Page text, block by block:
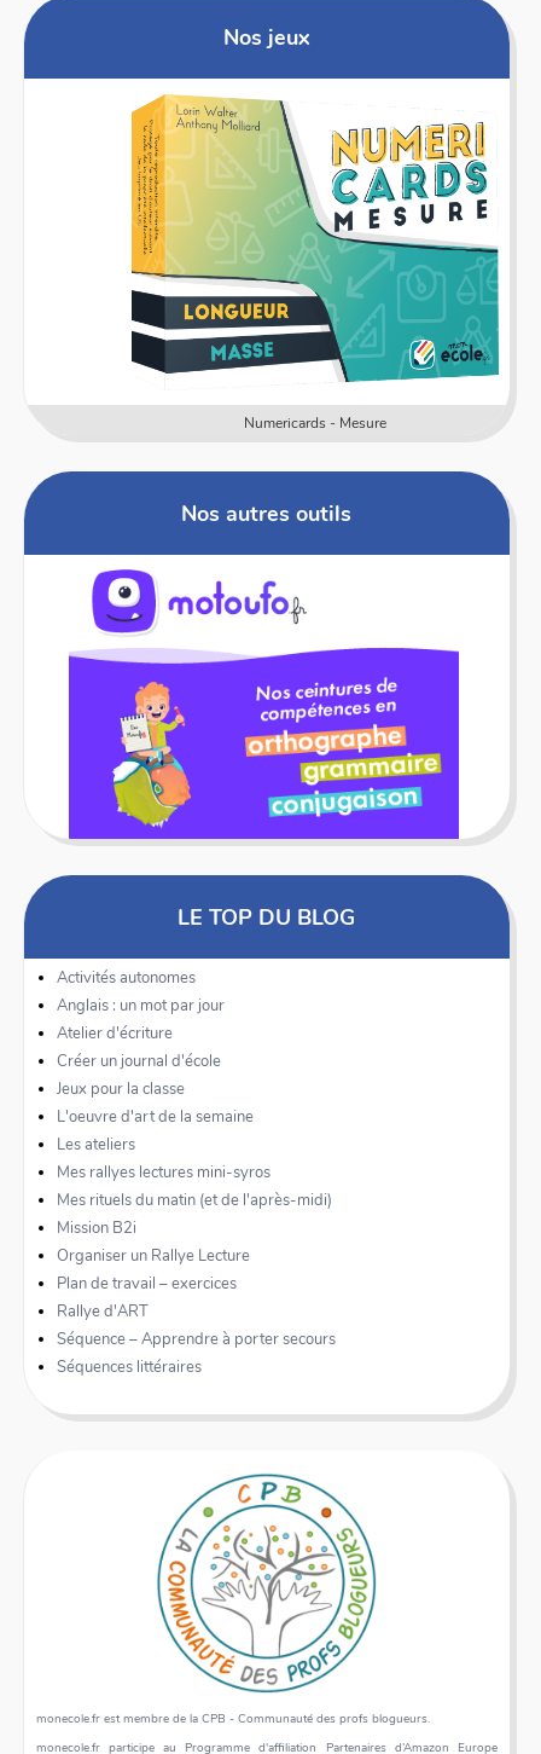
Nos jeux
Numericards - Mesure
Nos autres outils
LE TOP DU BLOG
Activités autonomes
Anglais : un mot par jour
Atelier d'écriture
Créer un journal d'école
Jeux pour la classe
L'oeuvre d'art de la semaine
Les ateliers
Mes rallyes lectures mini-syros
Mes rituels du matin (et de l'après-midi)
Mission B2i
Organiser un Rallye Lecture
Plan de travail – exercices
Rallye d'ART
Séquence – Apprendre à porter secours
Séquences littéraires
monecole.fr est membre de la CPB - Communauté des profs blogueurs.
monecole.fr participe au Programme d'affiliation Partenaires d’Amazon Europe